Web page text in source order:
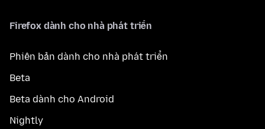
Firefox dành cho nhà phát triển
Phiên bản dành cho nhà phát triển
Beta
Beta dành cho Android
Nightly